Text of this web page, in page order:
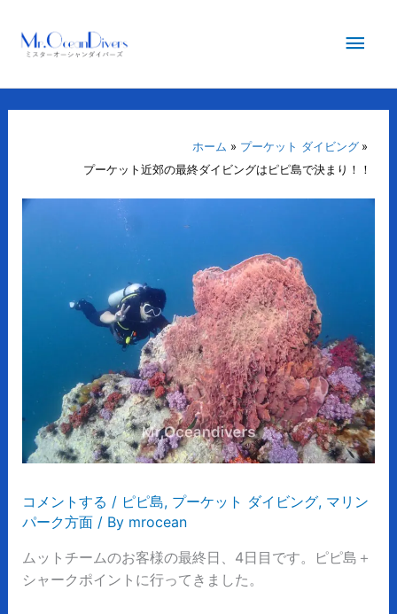
メ
メ
ホーム
プーケット ダイビング
プーケット近郊の最終ダイビングはピピ島で決まり！！
コメントする / ピピ島, プーケット ダイビング, マリン
パーク方面/ By mrocean
ムットチームのお客様の最終日、4日目です。
ピピ島＋
シャークポイントに行ってきました。